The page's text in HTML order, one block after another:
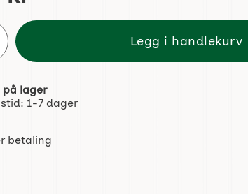
Legg i handlekurv
på lager
1-7 dager
betaling